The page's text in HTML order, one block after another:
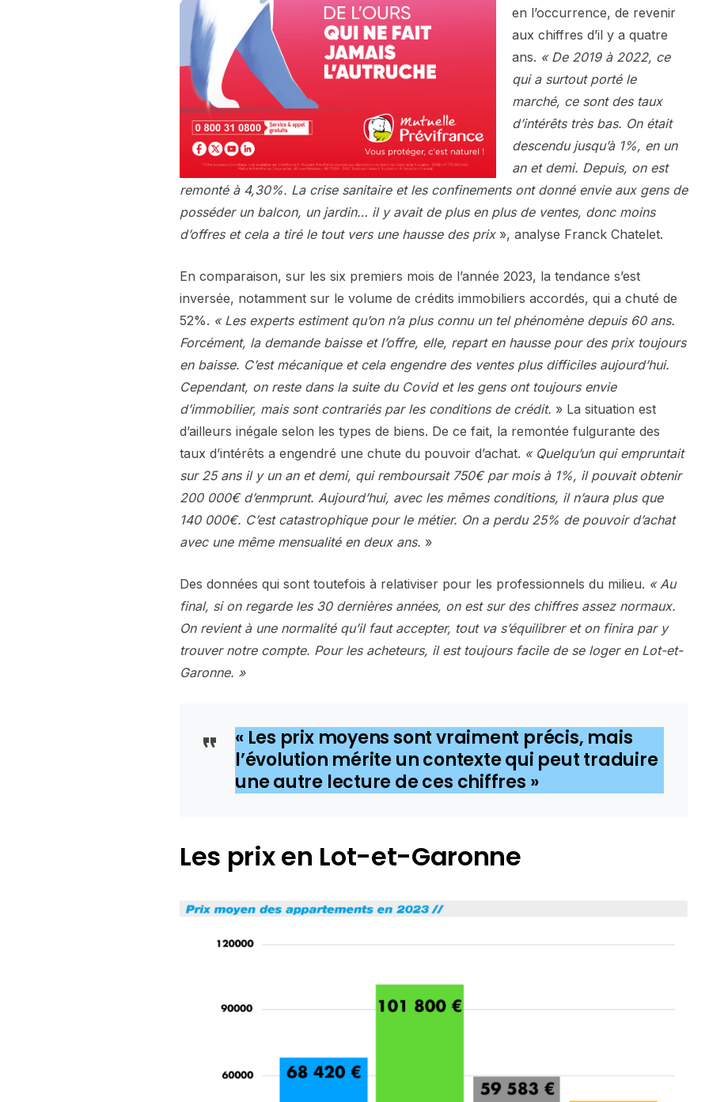
en l’occurrence, de revenir
aux chiffres d’il y a quatre
ans. « De 2019 à 2022, ce
qui a surtout porté le
marché, ce sont des taux
d’intérêts très bas. On était
descendu jusqu’à 1%, en un
an et demi. Depuis, on est
remonté à 4,30%. La crise sanitaire et les confinements ont donné envie aux gens de
posséder un balcon, un jardin… il y avait de plus en plus de ventes, donc moins
d’offres et cela a tiré le tout vers une hausse des prix », analyse Franck Chatelet.
En comparaison, sur les six premiers mois de l’année 2023, la tendance s’est
inversée, notamment sur le volume de crédits immobiliers accordés, qui a chuté de
52%. « Les experts estiment qu’on n’a plus connu un tel phénomène depuis 60 ans.
Forcément, la demande baisse et l’offre, elle, repart en hausse pour des prix toujours
en baisse. C’est mécanique et cela engendre des ventes plus difficiles aujourd’hui.
Cependant, on reste dans la suite du Covid et les gens ont toujours envie
d’immobilier, mais sont contrariés par les conditions de crédit. » La situation est
d’ailleurs inégale selon les types de biens. De ce fait, la remontée fulgurante des
taux d’intérêts a engendré une chute du pouvoir d’achat. « Quelqu’un qui empruntait
sur 25 ans il y un an et demi, qui remboursait 750€ par mois à 1%, il pouvait obtenir
200 000€ d’enmprunt. Aujourd’hui, avec les mêmes conditions, il n’aura plus que
140 000€. C’est catastrophique pour le métier. On a perdu 25% de pouvoir d’achat
avec une même mensualité en deux ans. »
Des données qui sont toutefois à relativiser pour les professionnels du milieu. « Au
final, si on regarde les 30 dernières années, on est sur des chiffres assez normaux.
On revient à une normalité qu’il faut accepter, tout va s’équilibrer et on finira par y
trouver notre compte. Pour les acheteurs, il est toujours facile de se loger en Lot-et-
Garonne. »
« Les prix moyens sont vraiment précis, mais
l’évolution mérite un contexte qui peut traduire
une autre lecture de ces chiffres »
Les prix en Lot-et-Garonne